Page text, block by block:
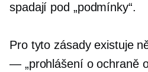
spadají pod „podmínky“.
Pro tyto zásady existuje
— „prohlášení o ochraně